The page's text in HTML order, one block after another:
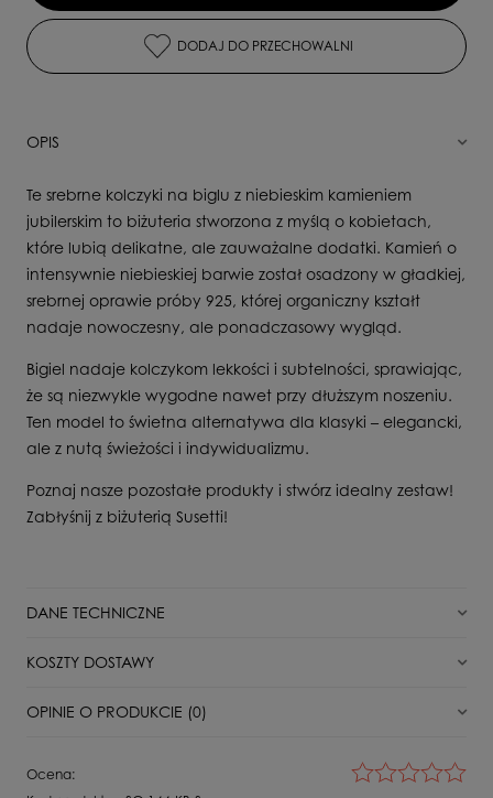
DODAJ DO PRZECHOWALNI
OPIS
Te srebrne kolczyki na biglu z niebieskim kamieniem
jubilerskim to biżuteria stworzona z myślą o kobietach,
które lubią delikatne, ale zauważalne dodatki. Kamień o
intensywnie niebieskiej barwie został osadzony w gładkiej,
srebrnej oprawie próby 925, której organiczny kształt
nadaje nowoczesny, ale ponadczasowy wygląd.
Bigiel nadaje kolczykom lekkości i subtelności, sprawiając,
że są niezwykle wygodne nawet przy dłuższym noszeniu.
Ten model to świetna alternatywa dla klasyki – elegancki,
ale z nutą świeżości i indywidualizmu.
Poznaj nasze pozostałe produkty i stwórz idealny zestaw!
Zabłyśnij z biżuterią Susetti!
DANE TECHNICZNE
Dla kogo
KOSZTY DOSTAWY
DPD Pickup punkt odbioru/automat paczkowy
OPINIE O PRODUKCIE (0)
weryfikujemy, czy pochodzą one od klientów, którzy kupili dany
Ocena: